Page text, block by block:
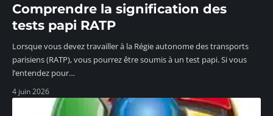
Comprendre la signification des
tests papi RATP
Lorsque vous devez travailler à la Régie autonome des transports
parisiens (RATP), vous pourrez être soumis à un test papi. Si vous
l’entendez pour…
4 juin 2026